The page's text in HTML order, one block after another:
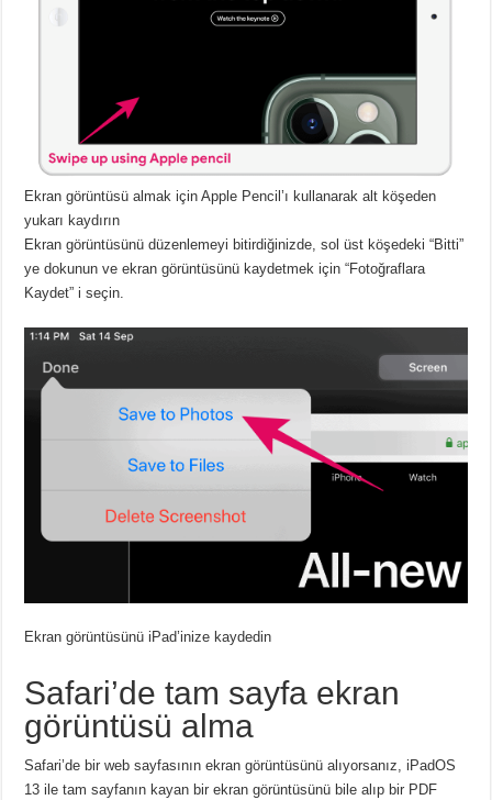
Ekran görüntüsü almak için Apple Pencil’ı kullanarak alt köşeden
yukarı kaydırın
Ekran görüntüsünü düzenlemeyi bitirdiğinizde, sol üst köşedeki “Bitti”
ye dokunun ve ekran görüntüsünü kaydetmek için “Fotoğraflara
Kaydet” i seçin.
Ekran görüntüsünü iPad’inize kaydedin
Safari’de tam sayfa ekran
görüntüsü alma
Safari’de bir web sayfasının ekran görüntüsünü alıyorsanız, iPadOS
13 ile tam sayfanın kayan bir ekran görüntüsünü bile alıp bir PDF